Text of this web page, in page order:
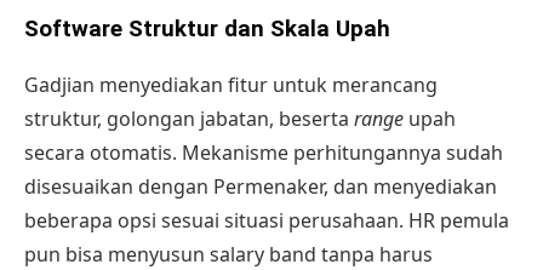
Software Struktur dan Skala Upah
Gadjian menyediakan fitur untuk merancang
struktur, golongan jabatan, beserta range upah
secara otomatis. Mekanisme perhitungannya sudah
disesuaikan dengan Permenaker, dan menyediakan
beberapa opsi sesuai situasi perusahaan. HR pemula
pun bisa menyusun salary band tanpa harus